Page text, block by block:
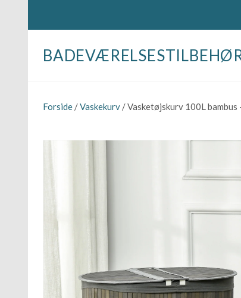
Forside /Vaskekurv / Vasketøjskurv 100L